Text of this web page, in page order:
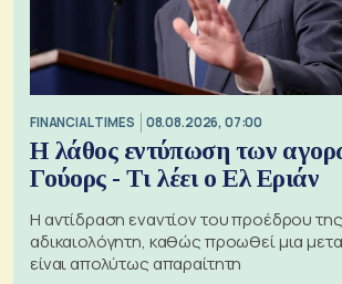
FINANCIAL TIMES 08.08.2026, 07:00
Η λάθος εντύπωση των
Γούορς - Τι λέει ο Ελ Εριάν
Η αντίδραση εναντίον του προέδρου της
αδικαιολόγητη, καθώς προωθεί μια
είναι απολύτως απαραίτητη